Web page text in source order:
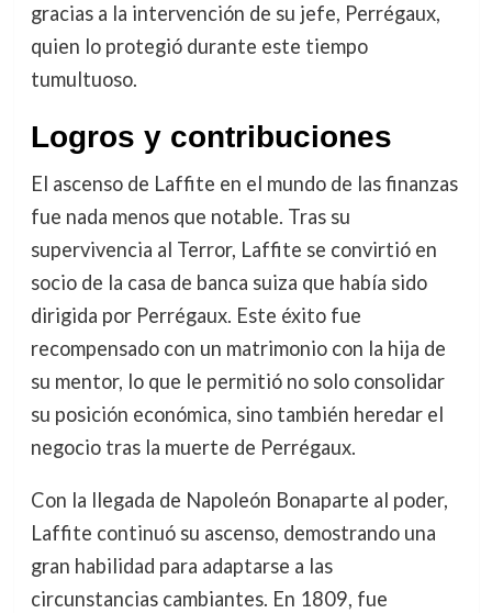
gracias a la intervención de su jefe, Perrégaux,
quien lo protegió durante este tiempo
tumultuoso.
Logros y contribuciones
El ascenso de Laffite en el mundo de las finanzas
fue nada menos que notable. Tras su
supervivencia al Terror, Laffite se convirtió en
socio de la casa de banca suiza que había sido
dirigida por Perrégaux. Este éxito fue
recompensado con un matrimonio con la hija de
su mentor, lo que le permitió no solo consolidar
su posición económica, sino también heredar el
negocio tras la muerte de Perrégaux.
Con la llegada de Napoleón Bonaparte al poder,
Laffite continuó su ascenso, demostrando una
gran habilidad para adaptarse a las
circunstancias cambiantes. En 1809, fue